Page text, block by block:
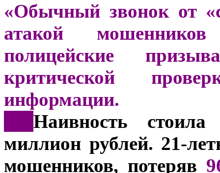
«Обычный звонок от
атакой
полицейские
критической
информации.
Наивность
миллион рублей. 21-
мошенников, потеряв